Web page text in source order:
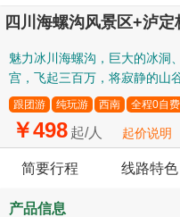
四川海螺沟风景区+泸
魅力冰川海螺沟，巨大的冰洞
宫，飞起三百万，将寂静的山
跟团游 纯玩游 西南 全程0自费
￥498 起/人 起价说明
简要行程 线路特色
产品信息